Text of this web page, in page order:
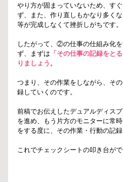
やり方が固まっていないため、す
ず、また、作り直しもかなり多く
等が完成しなくて挫折しがちです。
したがって、②の仕事の仕組み化
ず、まずは 「その仕事の記録をと
りましょう 。
つまり、その作業をしながら、そ
録していくのです。
前稿でお伝えしたデュアルディス
を進め、もう片方のモニターに常
をする度に、その作業・行動の記
これでチェックシートの叩き台が